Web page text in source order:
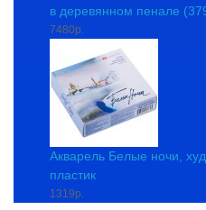
в деревянном пенале
7480р.
Акварель Белые ночи,
пластик
1319р.